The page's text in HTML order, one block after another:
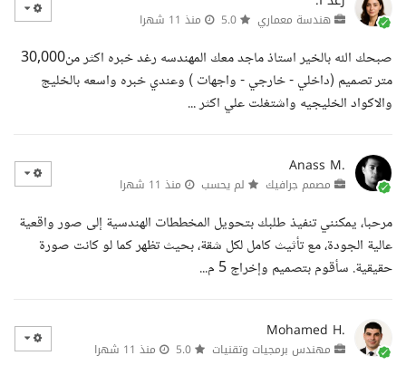
هندسة معماري منذ 11 شهرا
صبحك الله بالخير استاذ ماجد معك المهندسه رغد خبره اكثر من30,000
متر تصميم (داخلي - خارجي - واجهات ) وعندي خبره واسعه بالخليج
والاكواد الخليجيه واشتغلت علي اكثر ...
Anass M.
مصمم جرافيك لم يحسب منذ 11 شهرا
مرحبا، يمكنني تنفيذ طلبك بتحويل المخططات الهندسية إلى صور واقعية
عالية الجودة، مع تأثيث كامل لكل شقة، بحيث تظهر كما لو كانت صورة
حقيقية. سأقوم بتصميم وإخراج 5 م...
Mohamed H.
مهندس برمجيات وتقنيات منذ 11 شهرا